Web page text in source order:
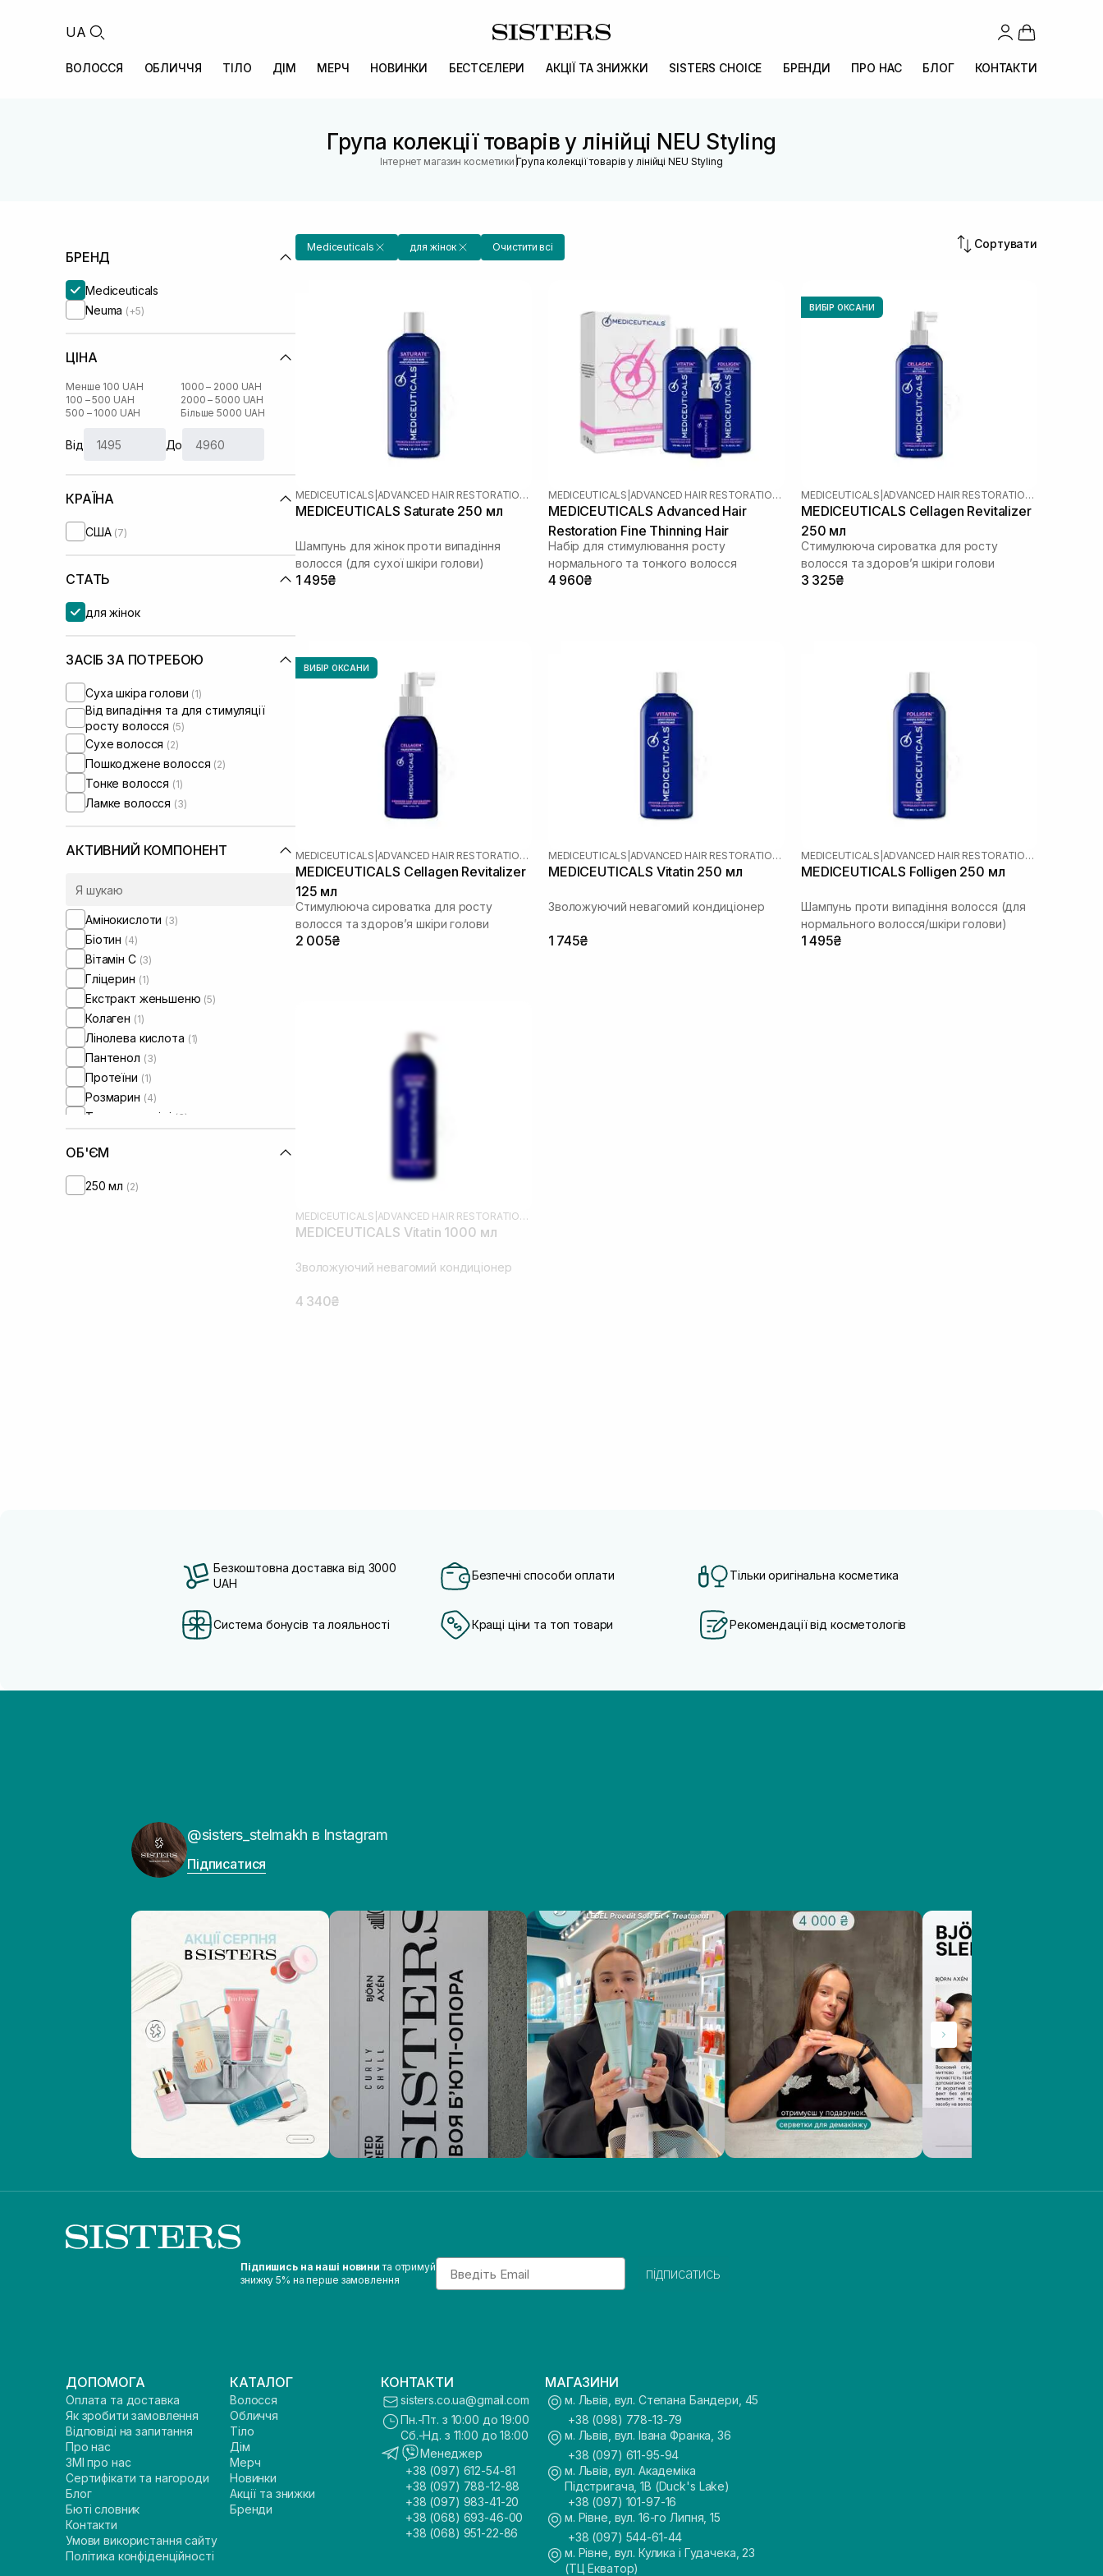
UA
ВОЛОССЯ ОБЛИЧЧЯ ТІЛО ДІМ МЕРЧ НОВИНКИ БЕСТСЕЛЕРИ АКЦІЇ ТА ЗНИЖКИ SISTERS CHOICE БРЕНДИ ПРО НАС БЛОГ КОНТАКТИ
Група колекції товарів у лінійці NEU Styling
Інтернет магазин косметики |Група колекції товарів у лінійці NEU Styling
БРЕНД
Mediceuticals
Neuma (+5)
ЦІНА
Менше 100 UAH
100 – 500 UAH
500 – 1000 UAH
1000 – 2000 UAH
2000 – 5000 UAH
Більше 5000 UAH
Від До
КРАЇНА
США (7)
СТАТЬ
для жінок
ЗАСІБ ЗА ПОТРЕБОЮ
Суха шкіра голови (1)
Від випадіння та для стимуляції
росту волосся (5)
Сухе волосся (2)
Пошкоджене волосся (2)
Тонке волосся (1)
Ламке волосся (3)
АКТИВНИЙ КОМПОНЕНТ
Амінокислоти (3)
Біотин (4)
Вітамін C (3)
Гліцерин (1)
Екстракт женьшеню (5)
Колаген (1)
Лінолева кислота (1)
Пантенол (3)
Протеїни (1)
Розмарин (4)
Трипептид міді (3)
ОБ'ЄМ
250 мл (2)
Mediceuticals для жінок Очистити всі Сортувати
MEDICEUTICALS ADVANCED HAIR RESTORATION TECHNOLOGY WOMEN
MEDICEUTICALS Saturate 250 мл
Шампунь для жінок проти випадіння
волосся (для сухої шкіри голови)
1 495₴
MEDICEUTICALS ADVANCED HAIR RESTORATION TECHNOLOGY WOMEN
MEDICEUTICALS Advanced Hair
Restoration Fine Thinning Hair
Набір для стимулювання росту
нормального та тонкого волосся
4 960₴
ВИБІР ОКСАНИ
MEDICEUTICALS ADVANCED HAIR RESTORATION TECHNOLOGY WOMEN
MEDICEUTICALS Cellagen Revitalizer
250 мл
Стимулююча сироватка для росту
волосся та здоров’я шкіри голови
3 325₴
ВИБІР ОКСАНИ
MEDICEUTICALS ADVANCED HAIR RESTORATION TECHNOLOGY WOMEN
MEDICEUTICALS Cellagen Revitalizer
125 мл
Стимулююча сироватка для росту
волосся та здоров’я шкіри голови
2 005₴
MEDICEUTICALS ADVANCED HAIR RESTORATION TECHNOLOGY WOMEN
MEDICEUTICALS Vitatin 250 мл
Зволожуючий невагомий кондиціонер
1 745₴
MEDICEUTICALS ADVANCED HAIR RESTORATION TECHNOLOGY WOMEN
MEDICEUTICALS Folligen 250 мл
Шампунь проти випадіння волосся (для
нормального волосся/шкіри голови)
1 495₴
MEDICEUTICALS ADVANCED HAIR RESTORATION TECHNOLOGY WOMEN
MEDICEUTICALS Vitatin 1000 мл
Зволожуючий невагомий кондиціонер
4 340₴
Безкоштовна доставка від 3000
UAH
Безпечні способи оплати Тільки оригінальна косметика
Система бонусів та лояльності Кращі ціни та топ товари Рекомендації від косметологів
@sisters_stelmakh в Instagram
Підписатися
Підпишись на наші новини та отримуй
знижку 5% на перше замовлення
Email
підписатись
ДОПОМОГА
Оплата та доставка
Як зробити замовлення
Відповіді на запитання
Про нас
ЗМІ про нас
Сертифікати та нагороди
Блог
Бюті словник
Контакти
Умови використання сайту
Політика конфіденційності
КАТАЛОГ
Волосся
Обличчя
Тіло
Дім
Мерч
Новинки
Акції та знижки
Бренди
КОНТАКТИ
sisters.co.ua@gmail.com
Пн.-Пт. з 10:00 до 19:00
Сб.-Нд. з 11:00 до 18:00
Менеджер
+38 (097) 612-54-81
+38 (097) 788-12-88
+38 (097) 983-41-20
+38 (068) 693-46-00
+38 (068) 951-22-86
МАГАЗИНИ
м. Львів, вул. Степана Бандери, 45
+38 (098) 778-13-79
м. Львів, вул. Івана Франка, 36
+38 (097) 611-95-94
м. Львів, вул. Академіка
Підстригача, 1В (Duck's Lake)
+38 (097) 101-97-16
м. Рівне, вул. 16-го Липня, 15
+38 (097) 544-61-44
м. Рівне, вул. Кулика і Гудачека, 23
(ТЦ Екватор)